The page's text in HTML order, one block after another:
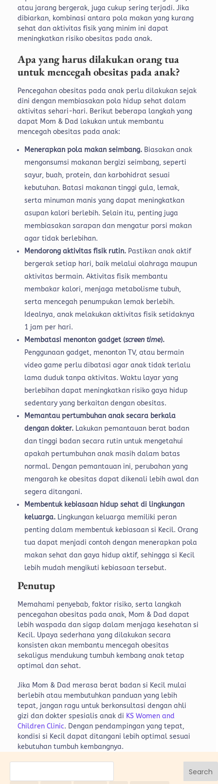
atau jarang bergerak, juga cukup sering terjadi. Jika
dibiarkan, kombinasi antara pola makan yang kurang
sehat dan aktivitas fisik yang minim ini dapat
meningkatkan risiko obesitas pada anak.
Apa yang harus dilakukan orang tua
untuk mencegah obesitas pada anak?
Pencegahan obesitas pada anak perlu dilakukan sejak
dini dengan membiasakan pola hidup sehat dalam
aktivitas sehari-hari. Berikut beberapa langkah yang
dapat Mom & Dad lakukan untuk membantu
mencegah obesitas pada anak:
Menerapkan pola makan seimbang.Biasakan anak
mengonsumsi makanan bergizi seimbang, seperti
sayur, buah, protein, dan karbohidrat sesuai
kebutuhan. Batasi makanan tinggi gula, lemak,
serta minuman manis yang dapat meningkatkan
asupan kalori berlebih. Selain itu, penting juga
membiasakan sarapan dan mengatur porsi makan
agar tidak berlebihan.
Mendorong aktivitas fisik rutin.Pastikan anak aktif
bergerak setiap hari, baik melalui olahraga maupun
aktivitas bermain. Aktivitas fisik membantu
membakar kalori, menjaga metabolisme tubuh,
serta mencegah penumpukan lemak berlebih.
Idealnya, anak melakukan aktivitas fisik setidaknya
1 jam per hari.
Membatasi menonton gadget (screen time).
Penggunaan gadget, menonton TV, atau bermain
video game perlu dibatasi agar anak tidak terlalu
lama duduk tanpa aktivitas. Waktu layar yang
berlebihan dapat meningkatkan risiko gaya hidup
sedentary yang berkaitan dengan obesitas.
Memantau pertumbuhan anak secara berkala
dengan dokter. Lakukan pemantauan berat badan
dan tinggi badan secara rutin untuk mengetahui
apakah pertumbuhan anak masih dalam batas
normal. Dengan pemantauan ini, perubahan yang
mengarah ke obesitas dapat dikenali lebih awal dan
segera ditangani.
Membentuk kebiasaan hidup sehat di lingkungan
keluarga.Lingkungan keluarga memiliki peran
penting dalam membentuk kebiasaan si Kecil. Orang
tua dapat menjadi contoh dengan menerapkan pola
makan sehat dan gaya hidup aktif, sehingga si Kecil
lebih mudah mengikuti kebiasaan tersebut.
Penutup
Memahami penyebab, faktor risiko, serta langkah
pencegahan obesitas pada anak, Mom & Dad dapat
lebih waspada dan sigap dalam menjaga kesehatan si
Kecil. Upaya sederhana yang dilakukan secara
konsisten akan membantu mencegah obesitas
sekaligus mendukung tumbuh kembang anak tetap
optimal dan sehat.
Jika Mom & Dad merasa berat badan si Kecil mulai
berlebih atau membutuhkan panduan yang lebih
tepat, jangan ragu untuk berkonsultasi dengan ahli
gizi dan dokter spesialis anak di KS Women and
Children Clinic. Dengan pendampingan yang tepat,
kondisi si Kecil dapat ditangani lebih optimal sesuai
kebutuhan tumbuh kembangnya.
Search